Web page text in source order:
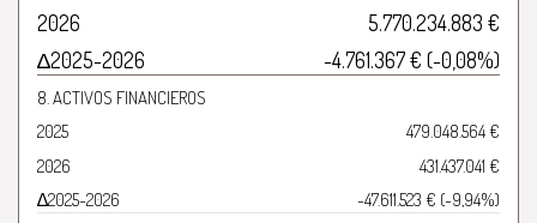
2026
5.770.234.883 €
∆2025-2026
-4.761.367 € (-0,08%)
8. ACTIVOS FINANCIEROS
2025
479.048.564 €
2026
431.437.041 €
∆2025-2026
-47.611.523 € (-9,94%)